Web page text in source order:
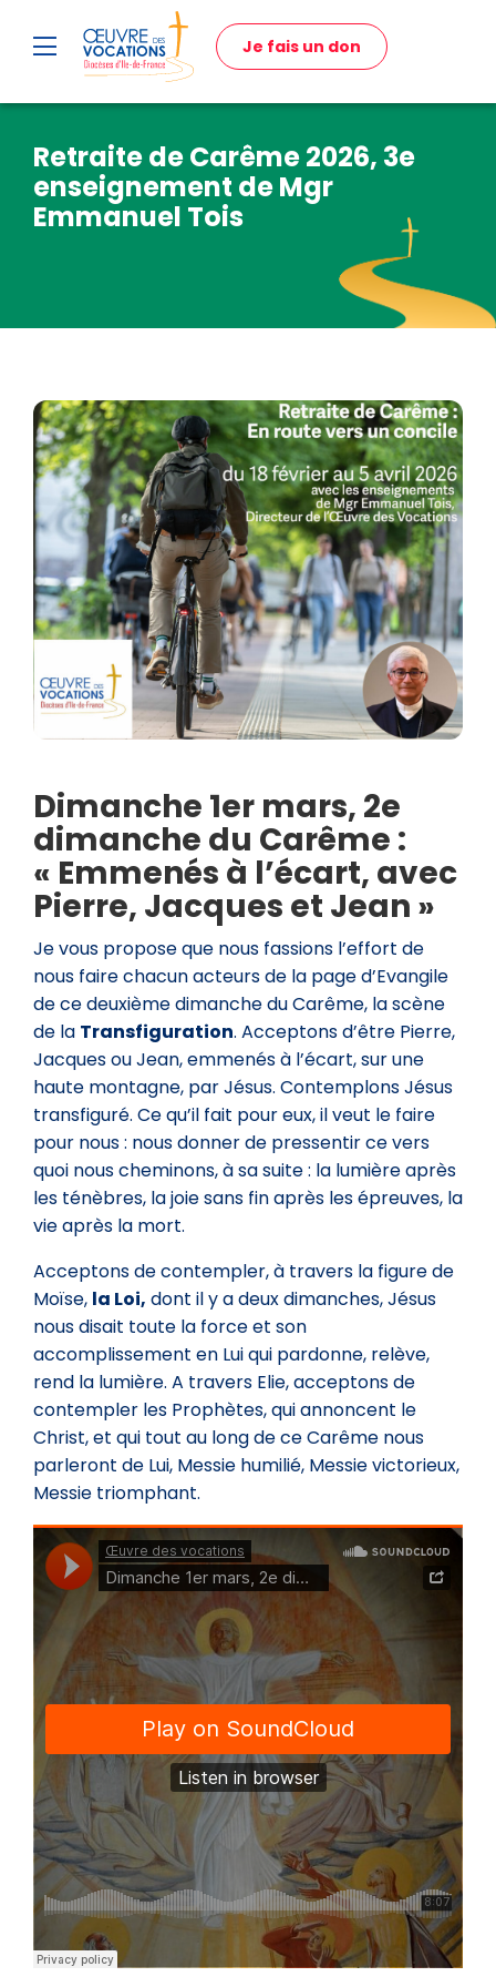
Je fais un don
Retraite de Carême 2026, 3e
enseignement de Mgr
Emmanuel Tois
Dimanche 1er mars, 2e
dimanche du Carême :
« Emmenés à l’écart, avec
Pierre, Jacques et Jean »
Je vous propose que nous fassions l’effort de
nous faire chacun acteurs de la page d’Evangile
de ce deuxième dimanche du Carême, la scène
de la Transfiguration. Acceptons d’être Pierre,
Jacques ou Jean, emmenés à l’écart, sur une
haute montagne, par Jésus. Contemplons Jésus
transfiguré. Ce qu’il fait pour eux, il veut le faire
pour nous : nous donner de pressentir ce vers
quoi nous cheminons, à sa suite : la lumière après
les ténèbres, la joie sans fin après les épreuves, la
vie après la mort.
Acceptons de contempler, à travers la figure de
Moïse, la Loi, dont il y a deux dimanches, Jésus
nous disait toute la force et son
accomplissement en Lui qui pardonne, relève,
rend la lumière. A travers Elie, acceptons de
contempler les Prophètes, qui annoncent le
Christ, et qui tout au long de ce Carême nous
parleront de Lui, Messie humilié, Messie victorieux,
Messie triomphant.